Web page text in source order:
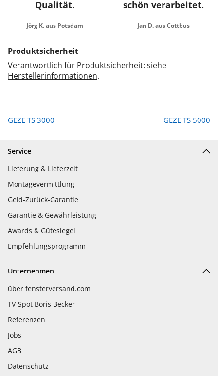
Qualität.
Jörg K. aus Potsdam
schön verarbeitet.
Jan D. aus Cottbus
Produktsicherheit
Verantwortlich für Produktsicherheit: siehe
Herstellerinformationen.
GEZE TS 3000 GEZE TS 5000
Service
Lieferung & Lieferzeit
Montagevermittlung
Geld-Zurück-Garantie
Garantie & Gewährleistung
Awards & Gütesiegel
Empfehlungsprogramm
Unternehmen
über fensterversand.com
TV-Spot Boris Becker
Referenzen
Jobs
AGB
Datenschutz